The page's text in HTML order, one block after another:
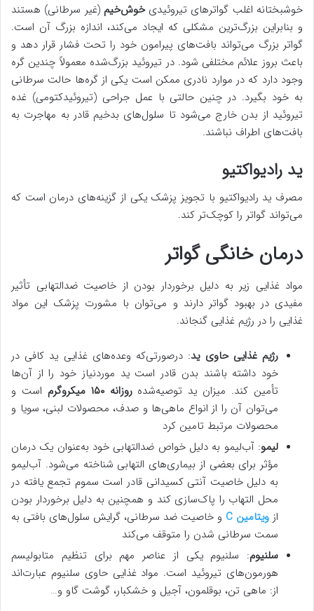
خوشبختانه اغلب گواترهای تیروئیدیخوش‌خیم (غیر سرطانی) هستند
و بنابراین بزرگ‌ترین مشکلی که ایجاد می‌کند، اندازه بزرگ آن است.
گواتر بزرگ می‌تواند بافت‌های پیرامون خود را تحت فشار قرار دهد و
باعث بروز علائم مختلفی شود. در تیروئید بزرگ‌شده معمولاً چندین گره
وجود دارد که در موارد نادری ممکن است یکی از گره‌ها حالت سرطانی
به خود بگیرد. در چنین حالتی با عمل جراحی (تیروئیدکتومی) غده
تیروئید از بدن خارج می‌شود تا سلول‌های بدخیم قادر به مهاجرت به
بافت‌های اطراف نباشند.
ید رادیواکتیو
مصرف ید رادیواکتیو با تجویز پزشک یکی از گزینه‌های درمان است که
می‌تواند گواتر را کوچک‌تر کند.
درمان خانگی گواتر
مواد غذایی زیر به دلیل برخوردار بودن از خاصیت ضدالتهابی تأثیر
مفیدی در بهبود گواتر دارند و می‌توان با مشورت پزشک این مواد
غذایی را در رژیم غذایی گنجاند.
رژیم غذایی حاوی ید: درصورتی‌که وعده‌های غذایی ید کافی در
خود داشته باشند بدن قادر است ید موردنیاز خود را از آن‌ها
تأمین کند. میزان ید توصیه‌شدهروزانه ۱۵۰ میکروگرم
است و
می‌توان آن را از انواع ماهی‌ها و صدف، محصولات لبنی، سویا و
محصولات مرتبط تامین کرد
لیمو: آب‌لیمو به دلیل خواص ضدالتهابی خود به‌عنوان یک درمان
مؤثر برای بعضی از بیماری‌های التهابی شناخته می‌شود. آب‌لیمو
به دلیل خاصیت آنتی کسیدانی قادر است سموم تجمع یافته در
محل التهاب را پاک‌سازی کند و همچنین به دلیل برخوردار بودن
از ویتامین C
و خاصیت ضد سرطانی، گرایش سلول‌های بافتی به
سمت سرطانی شدن را متوقف می‌کند
سلنیوم: سلنیوم یکی از عناصر مهم برای تنظیم متابولیسم
هورمون‌های تیروئید است. مواد غذایی حاوی سلنیوم عبارت‌اند
از: ماهی تن، بوقلمون، آجیل و خشکبار، گوشت گاو و…